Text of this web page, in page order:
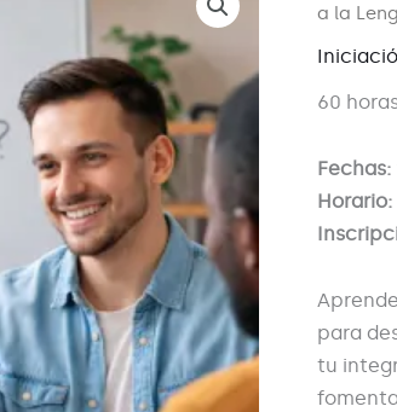
a la
60
Fechas:
Horario:
para
tu